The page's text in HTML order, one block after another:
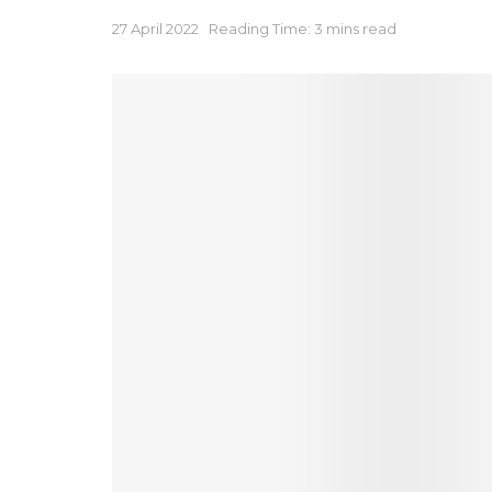
27 April 2022 Reading Time: 3 mins read